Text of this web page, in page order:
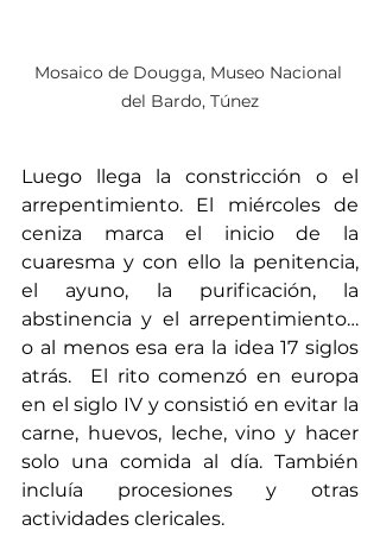
Mosaico de Dougga, Museo Nacional
del Bardo, Túnez
Luego llega la constricción o el
arrepentimiento. El miércoles de
ceniza marca el inicio de la
cuaresma y con ello la penitencia,
el ayuno, la purificación, la
abstinencia y el arrepentimiento…
o al menos esa era la idea 17 siglos
atrás.  El rito comenzó en europa
en el siglo IV y consistió en evitar la
carne, huevos, leche, vino y hacer
solo una comida al día. También
incluía procesiones y otras
actividades clericales.